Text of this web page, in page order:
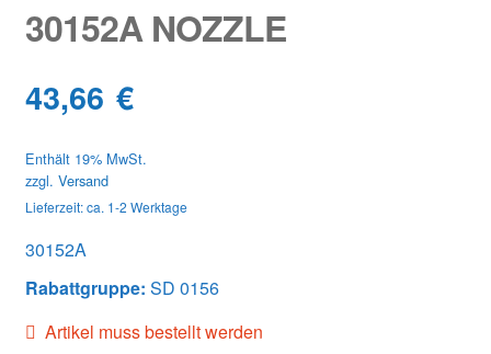
SALE
Classic Parts
30152A NOZZLE
43,66 €
Enthält 19% MwSt.
zzgl. Versand
Lieferzeit: ca. 1-2 Werktage
30152A
Rabattgruppe: SD 0156
Artikel muss bestellt werden